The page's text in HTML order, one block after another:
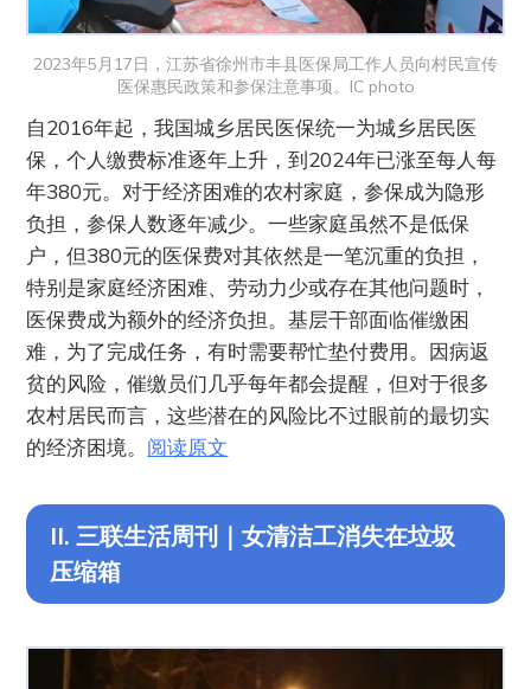
2023年5月17日，江苏省徐州市丰县医保局工作人员向村民宣传
医保惠民政策和参保注意事项。IC photo
自2016年起，我国城乡居民医保统一为城乡居民医
保，个人缴费标准逐年上升，到2024年已涨至每人每
年380元。对于经济困难的农村家庭，参保成为隐形
负担，参保人数逐年减少。一些家庭虽然不是低保
户，但380元的医保费对其依然是一笔沉重的负担，
特别是家庭经济困难、劳动力少或存在其他问题时，
医保费成为额外的经济负担。基层干部面临催缴困
难，为了完成任务，有时需要帮忙垫付费用。因病返
贫的风险，催缴员们几乎每年都会提醒，但对于很多
农村居民而言，这些潜在的风险比不过眼前的最切实
的经济困境。 阅读原文
II. 三联生活周刊｜女清洁工消失在垃圾
压缩箱